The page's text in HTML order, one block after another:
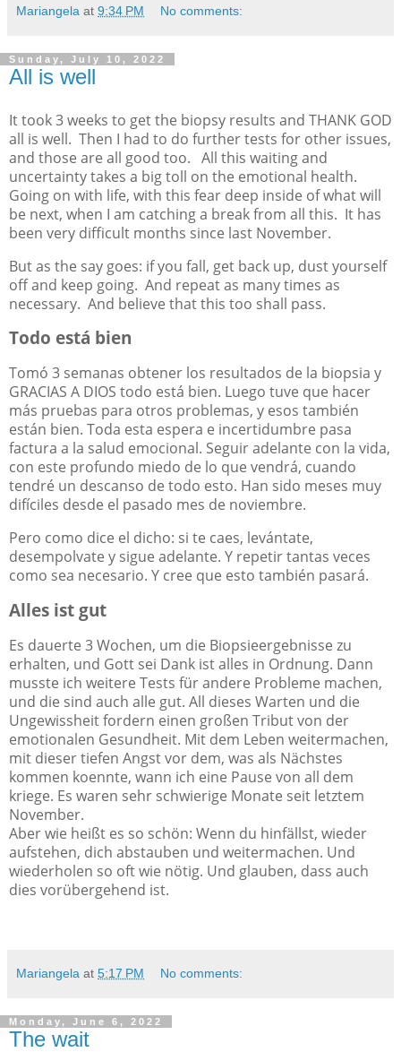
Mariangela at 9:34 PM No comments:
Sunday, July 10, 2022
All is well
It took 3 weeks to get the biopsy results and THANK GOD
all is well. Then I had to do further tests for other issues,
and those are all good too. All this waiting and
uncertainty takes a big toll on the emotional health.
Going on with life, with this fear deep inside of what will
be next, when I am catching a break from all this. It has
been very difficult months since last November.
But as the say goes: if you fall, get back up, dust yourself
off and keep going. And repeat as many times as
necessary. And believe that this too shall pass.
Todo está bien
Tomó 3 semanas obtener los resultados de la biopsia y
GRACIAS A DIOS todo está bien. Luego tuve que hacer
más pruebas para otros problemas, y esos también
están bien. Toda esta espera e incertidumbre pasa
factura a la salud emocional. Seguir adelante con la vida,
con este profundo miedo de lo que vendrá, cuando
tendré un descanso de todo esto. Han sido meses muy
difíciles desde el pasado mes de noviembre.
Pero como dice el dicho: si te caes, levántate,
desempolvate y sigue adelante. Y repetir tantas veces
como sea necesario. Y cree que esto también pasará.
Alles ist gut
Es dauerte 3 Wochen, um die Biopsieergebnisse zu
erhalten, und Gott sei Dank ist alles in Ordnung. Dann
musste ich weitere Tests für andere Probleme machen,
und die sind auch alle gut. All dieses Warten und die
Ungewissheit fordern einen großen Tribut von der
emotionalen Gesundheit. Mit dem Leben weitermachen,
mit dieser tiefen Angst vor dem, was als Nächstes
kommen koennte, wann ich eine Pause von all dem
kriege. Es waren sehr schwierige Monate seit letztem
November.
Aber wie heißt es so schön: Wenn du hinfällst, wieder
aufstehen, dich abstauben und weitermachen. Und
wiederholen so oft wie nötig. Und glauben, dass auch
dies vorübergehend ist.
Mariangela at 5:17 PM No comments:
Monday, June 6, 2022
The wait